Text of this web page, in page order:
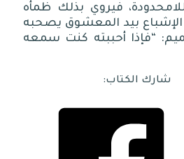
فيروي بذلك ظمأه
الإشباع بيد المعشوق يصحبه
: “فإذا أحببته كنت سمعه
شارك الكتاب: